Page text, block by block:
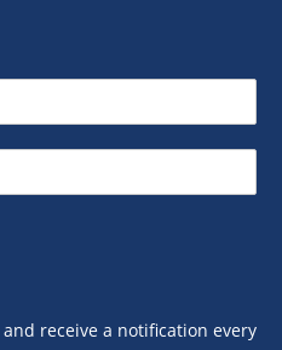
receive a notification every